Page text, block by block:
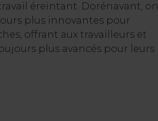
éreintant. Dorénavant, on
plus innovantes pour
offrant aux travailleurs et
plus avancés pour leurs